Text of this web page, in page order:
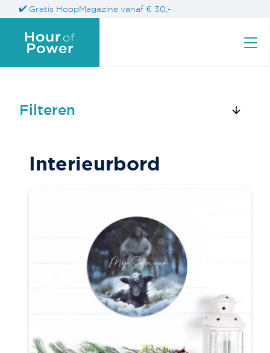
Gratis HoopMagazine vanaf € 30,-
Filteren
Verfijn je keuze
Agenda's en kalenders
Interieurbord